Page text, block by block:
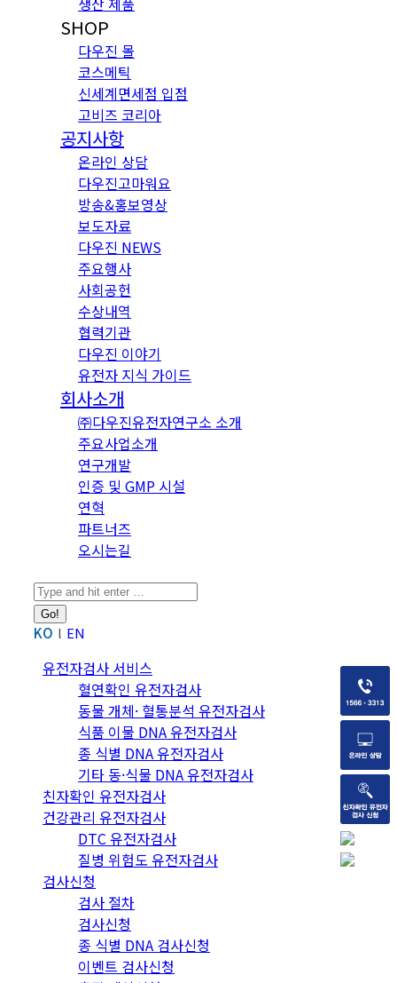
SHOP
다우진 몰
코스메틱
신세계면세점 입점
고비즈 코리아
공지사항
온라인 상담
다우진고마워요
방송&홍보영상
보도자료
다우진 NEWS
주요행사
사회공헌
수상내역
협력기관
다우진 이야기
유전자 지식 가이드
회사소개
㈜다우진유전자연구소 소개
주요사업소개
연구개발
인증 및 GMP 시설
연혁
파트너즈
오시는길
Search:
KO EN
유전자검사 서비스
혈연확인 유전자검사
동물 개체· 혈통분석 유전자검사
식품 이물 DNA 유전자검사
종 식별 DNA 유전자검사
기타 동·식물 DNA 유전자검사
친자확인 유전자검사
건강관리 유전자검사
DTC 유전자검사
질병 위험도 유전자검사
검사신청
검사 절차
검사신청
종 식별 DNA 검사신청
이벤트 검사신청